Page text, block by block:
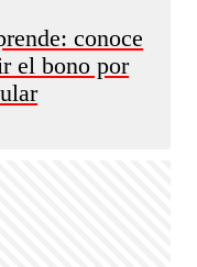
conoce
el bono por